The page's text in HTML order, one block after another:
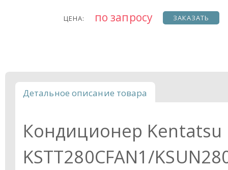
ЦЕНА: по запросу ЗАКАЗАТЬ
Детальное описание товара
Кондиционер Kentatsu
KSTT280CFAN1/